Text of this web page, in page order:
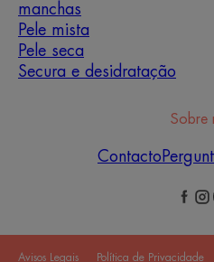
manchas
Pele mista
Pele seca
Secura e desidratação
Sobre
Contacto
Avisos Legais Política de Privacidade